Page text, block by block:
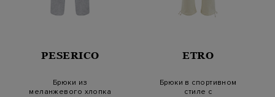
PESERICO
Брюки из
меланжевого хлопка
ETRO
Брюки в спортивном
стиле с